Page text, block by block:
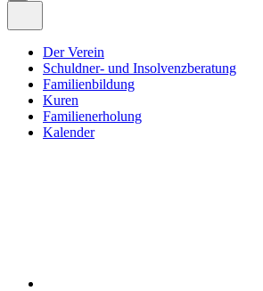
Navigation
Der Verein
Schuldner- und Insolvenzberatung
Familienbildung
Kuren
Familienerholung
Kalender